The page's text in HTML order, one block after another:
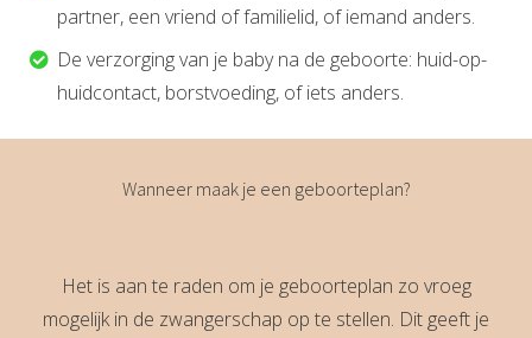
partner, een vriend of familielid, of iemand anders.
De verzorging van je baby na de geboorte: huid-op-
huidcontact, borstvoeding, of iets anders.
Wanneer maak je een geboorteplan?
Het is aan te raden om je geboorteplan zo vroeg
mogelijk in de zwangerschap op te stellen. Dit geeft je